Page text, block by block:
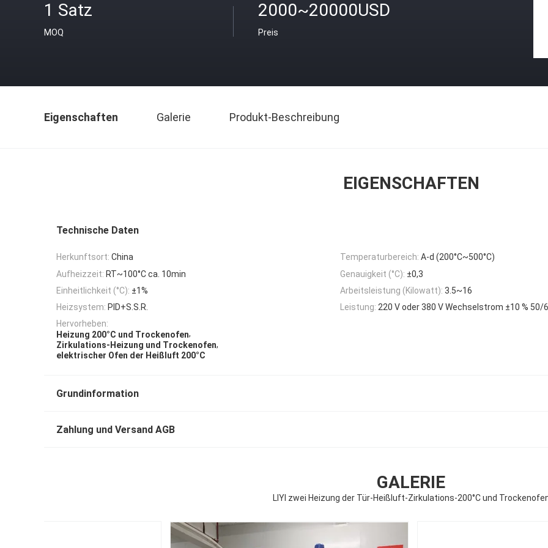
1 Satz
MOQ
2000~20000USD
Preis
Eigenschaften Galerie Produkt-Beschreibung
EIGENSCHAFTEN
Technische Daten
Herkunftsort: China Temperaturbereich: A-d (200°C~500°C)
Aufheizzeit: RT~100°C ca. 10min Genauigkeit (°C): ±0,3
Einheitlichkeit (°C): ±1% Arbeitsleistung (Kilowatt): 3.5~16
Heizsystem: PID+S.S.R. Leistung: 220 V oder 380 V Wechselstrom ±10 % 50/
Hervorheben:
Heizung 200°C und Trockenofen,
Zirkulations-Heizung und Trockenofen,
elektrischer Ofen der Heißluft 200°C
Grundinformation
Zahlung und Versand AGB
GALERIE
LIYI zwei Heizung der Tür-Heißluft-Zirkulations-200°C und